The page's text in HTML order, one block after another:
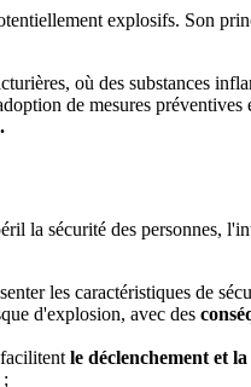
explosifs. Son
où des substances
de mesures préventives
la sécurité des personnes,
les caractéristiques de
d'explosion, avec des
le déclenchement et